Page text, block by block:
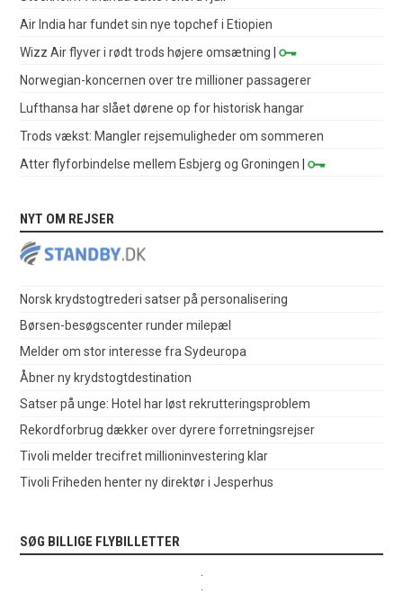
Air India har fundet sin nye topchef i Etiopien
Wizz Air flyver i rødt trods højere omsætning |
Norwegian-koncernen over tre millioner passagerer
Lufthansa har slået dørene op for historisk hangar
Trods vækst: Mangler rejsemuligheder om sommeren
Atter flyforbindelse mellem Esbjerg og Groningen |
NYT OM REJSER
Norsk krydstogtrederi satser på personalisering
Børsen-besøgscenter runder milepæl
Melder om stor interesse fra Sydeuropa
Åbner ny krydstogtdestination
Satser på unge: Hotel har løst rekrutteringsproblem
Rekordforbrug dækker over dyrere forretningsrejser
Tivoli melder trecifret millioninvestering klar
Tivoli Friheden henter ny direktør i Jesperhus
SØG BILLIGE FLYBILLETTER
.
.